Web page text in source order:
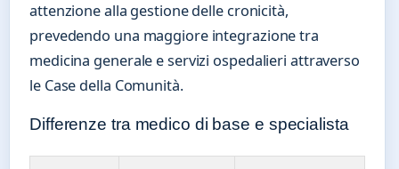
attenzione alla gestione delle cronicità,
prevedendo una maggiore integrazione tra
medicina generale e servizi ospedalieri attraverso
le Case della Comunità.
Differenze tra medico di base e specialista